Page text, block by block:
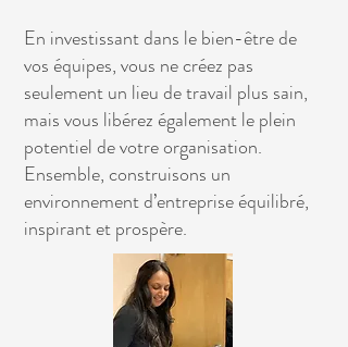
En investissant dans le bien-être de
vos équipes, vous ne créez pas
seulement un lieu de travail plus sain,
mais vous libérez également le plein
potentiel de votre organisation.
Ensemble, construisons un
environnement d’entreprise équilibré,
inspirant et prospère.